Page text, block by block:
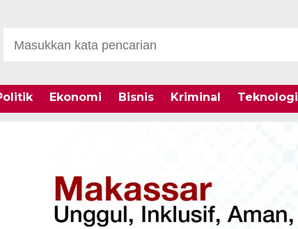
Ekonomi Bisnis Kriminal Teknologi